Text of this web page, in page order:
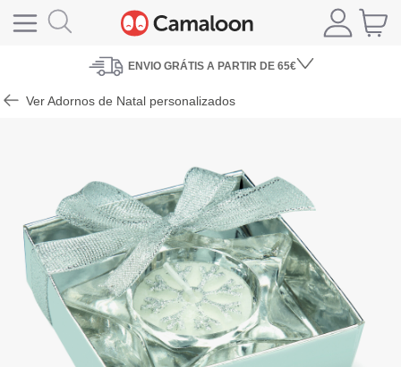
ENVIO GRÁTIS A PARTIR DE 65€
Ver Adornos de Natal personalizados